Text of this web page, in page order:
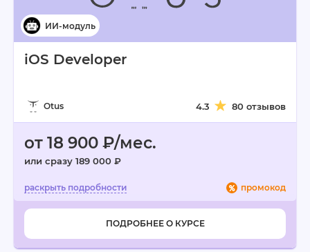
iOS Developer
Otus 4.3 80 отзывов
от 18 900 ₽/мес.
или сразу 189 000 ₽
промокод
ПОДРОБНЕЕ О КУРСЕ